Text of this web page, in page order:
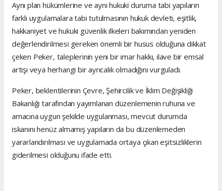
Aynı plan hükümlerine ve aynı hukuki duruma tabi yapıların
farklı uygulamalara tabi tutulmasının hukuk devleti, eşitlik,
hakkaniyet ve hukuki güvenlik ilkeleri bakımından yeniden
değerlendirilmesi gereken önemli bir husus olduğuna dikkat
çeken Peker, taleplerinin yeni bir imar hakkı, ilave bir emsal
artışı veya herhangi bir ayrıcalık olmadığını vurguladı.
Peker, beklentilerinin Çevre, Şehircilik ve İklim Değişikliği
Bakanlığı tarafından yayımlanan düzenlemenin ruhuna ve
amacına uygun şekilde uygulanması, mevcut durumda
iskanını henüz almamış yapıların da bu düzenlemeden
yararlandırılması ve uygulamada ortaya çıkan eşitsizliklerin
giderilmesi olduğunu ifade etti.